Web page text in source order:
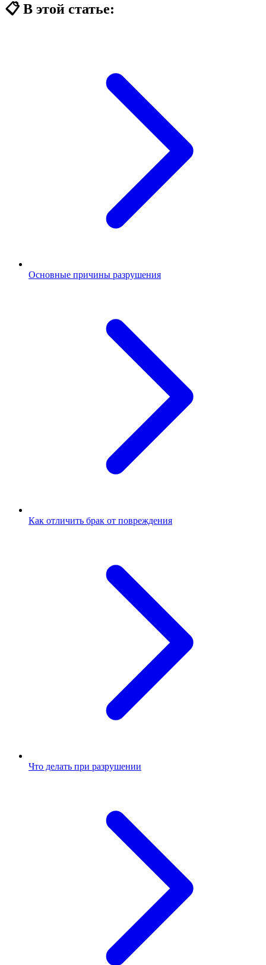
📋 В этой статье:
Основные причины разрушения
Как отличить брак от повреждения
Что делать при разрушении